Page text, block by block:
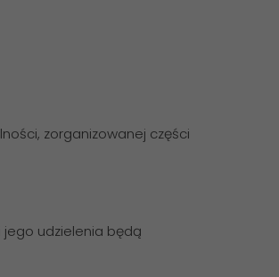
zorganizowanej części
jego udzielenia będą